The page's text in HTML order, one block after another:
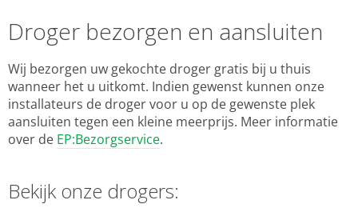
Droger bezorgen en aansluiten
Wij bezorgen uw gekochte droger gratis bij u thuis
wanneer het u uitkomt. Indien gewenst kunnen onze
installateurs de droger voor u op de gewenste plek
aansluiten tegen een kleine meerprijs. Meer informatie
over de EP:Bezorgservice.
Bekijk onze drogers: